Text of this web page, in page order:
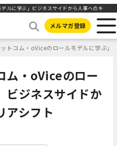
「弁護士ドットコム・oViceのロールモデルに学ぶ」ビジネスサイドから人事へのキャリアシフト ｜HR NOTE
メルマガ登録
ットコム・oViceのロールモデルに学ぶ
ム・oViceのロー
ビジネスサイドか
アシフト